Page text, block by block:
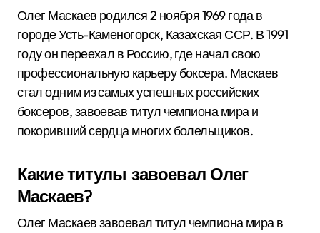
Олег Маскаев родился 2 ноября 1969 года в
городе Усть-Каменогорск, Казахская ССР. В 1991
году он переехал в Россию, где начал свою
профессиональную карьеру боксера. Маскаев
стал одним из самых успешных российских
боксеров, завоевав титул чемпиона мира и
покоривший сердца многих болельщиков.
Какие титулы завоевал Олег
Маскаев?
Олег Маскаев завоевал титул чемпиона мира в